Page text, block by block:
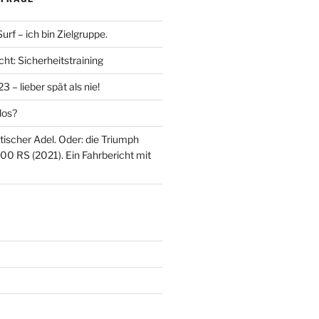
– ich bin Zielgruppe.
Sicherheitstraining
– lieber spät als nie!
Adel. Oder: die Triumph
RS (2021). Ein Fahrbericht mit